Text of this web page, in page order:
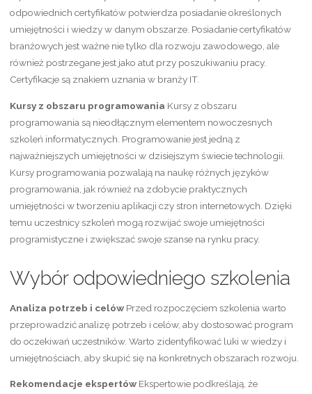
odpowiednich certyfikatów potwierdza posiadanie określonych
umiejętności i wiedzy w danym obszarze. Posiadanie certyfikatów
branżowych jest ważne nie tylko dla rozwoju zawodowego, ale
również postrzegane jest jako atut przy poszukiwaniu pracy.
Certyfikacje są znakiem uznania w branży IT.
Kursy z obszaru programowania Kursy z obszaru
programowania są nieodłącznym elementem nowoczesnych
szkoleń informatycznych. Programowanie jest jedną z
najważniejszych umiejętności w dzisiejszym świecie technologii.
Kursy programowania pozwalają na naukę różnych języków
programowania, jak również na zdobycie praktycznych
umiejętności w tworzeniu aplikacji czy stron internetowych. Dzięki
temu uczestnicy szkoleń mogą rozwijać swoje umiejętności
programistyczne i zwiększać swoje szanse na rynku pracy.
Wybór odpowiedniego szkolenia
Analiza potrzeb i celówPrzed rozpoczęciem szkolenia warto
przeprowadzić analizę potrzeb i celów, aby dostosować program
do oczekiwań uczestników. Warto zidentyfikować luki w wiedzy i
umiejętnościach, aby skupić się na konkretnych obszarach rozwoju.
Rekomendacje ekspertówEkspertowie podkreślają, że